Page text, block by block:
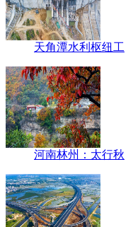
天角潭水利枢纽工
河南林州：太行秋